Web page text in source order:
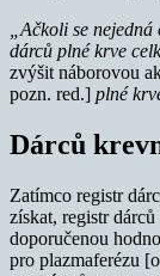
„Ačkoli se
dárců plné krve
zvýšit náborovou
pozn. red.] plné
Dárců
Zatímco registr
získat, registr
doporučenou
pro plazmaferézu